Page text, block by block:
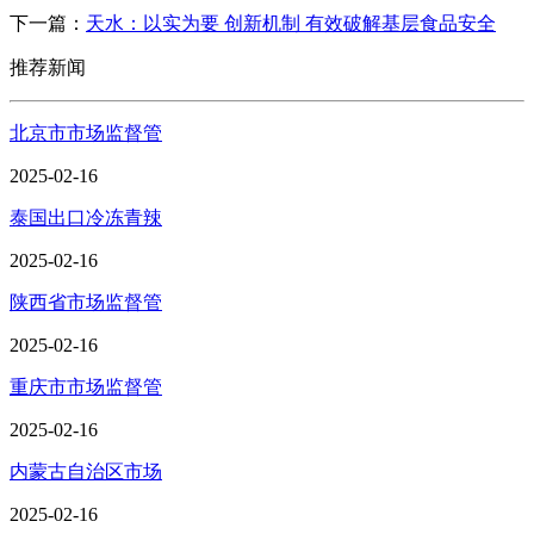
下一篇： 天水：以实为要 创新机制 有效破解基层食品安全
推荐新闻
北京市市场监督管
2025-02-16
泰国出口冷冻青辣
2025-02-16
陕西省市场监督管
2025-02-16
重庆市市场监督管
2025-02-16
内蒙古自治区市场
2025-02-16